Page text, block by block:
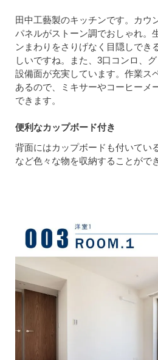
田中工藝製のキッチンです。カウ
パネルがストーン調でおしゃれ。
ンまわりをさりげなく目隠しでき
しいですね。また、3口コンロ、
設備面が充実しています。作業ス
あるので、ミキサーやコーヒーメ
できます。
便利なカップボード付き
背面にはカップボードも付いてい
など色々な物を収納することがで